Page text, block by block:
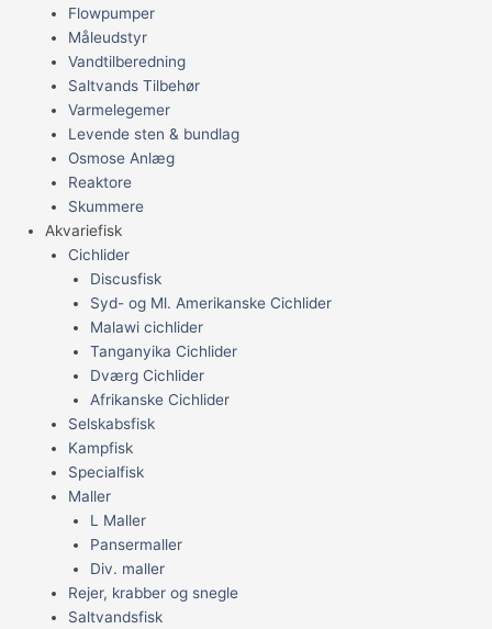
Flowpumper
Måleudstyr
Vandtilberedning
Saltvands Tilbehør
Varmelegemer
Levende sten & bundlag
Osmose Anlæg
Reaktore
Skummere
Akvariefisk
Cichlider
Discusfisk
Syd- og Ml. Amerikanske Cichlider
Malawi cichlider
Tanganyika Cichlider
Dværg Cichlider
Afrikanske Cichlider
Selskabsfisk
Kampfisk
Specialfisk
Maller
L Maller
Pansermaller
Div. maller
Rejer, krabber og snegle
Saltvandsfisk